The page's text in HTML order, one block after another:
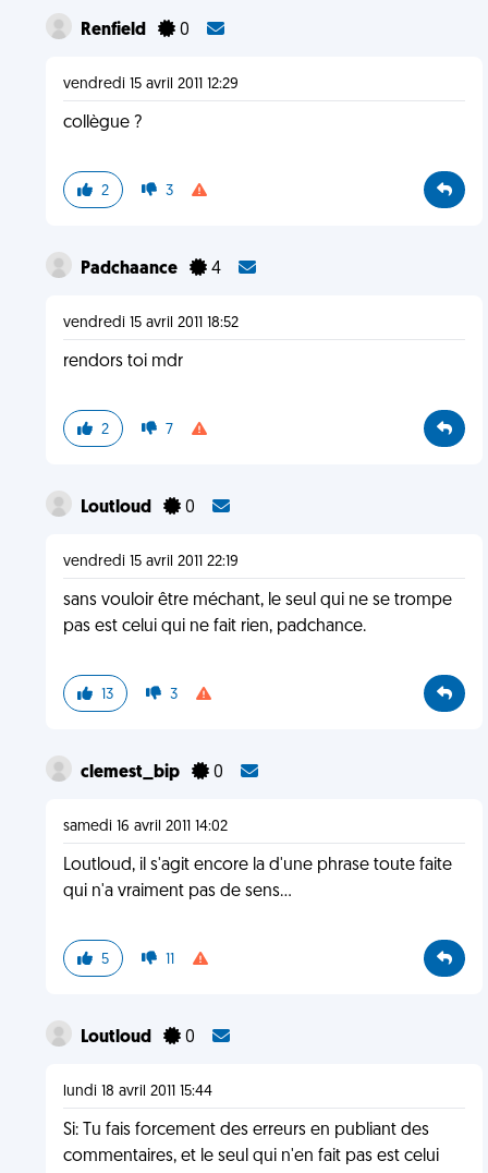
Renfield 0
vendredi 15 avril 2011 12:29
collègue ?
2 3
Padchaance 4
vendredi 15 avril 2011 18:52
rendors toi mdr
2 7
Loutloud 0
vendredi 15 avril 2011 22:19
sans vouloir être méchant, le seul qui ne se trompe
pas est celui qui ne fait rien, padchance.
13 3
clemest_bip 0
samedi 16 avril 2011 14:02
Loutloud, il s'agit encore la d'une phrase toute faite
qui n'a vraiment pas de sens...
5 11
Loutloud 0
lundi 18 avril 2011 15:44
Si: Tu fais forcement des erreurs en publiant des
commentaires, et le seul qui n'en fait pas est celui